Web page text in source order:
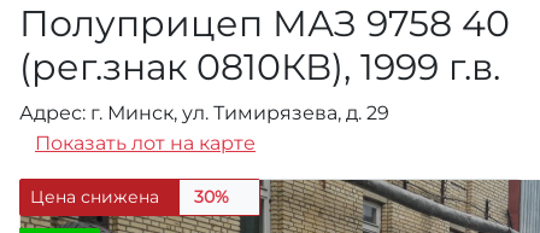
Полуприцеп МАЗ 9758 40
(рег.знак 0810КВ), 1999 г.в.
Адрес: г. Минск, ул. Тимирязева, д. 29
Показать лот на карте
Цена снижена 30%